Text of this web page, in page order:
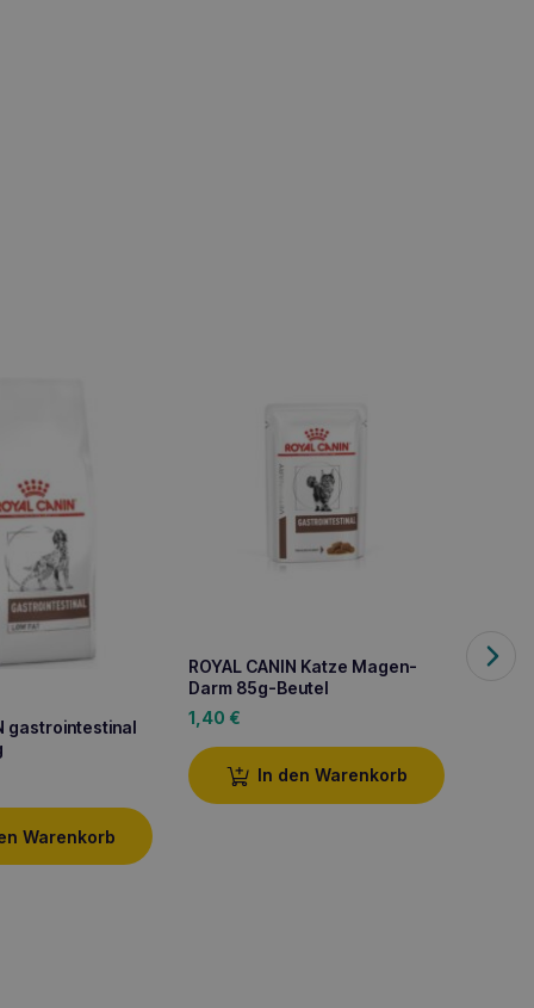
gastrointestinal
Warenkorb
ROYAL CANIN Katze Magen-
Darm 85g-Beutel
1,40 €
In den Warenkorb